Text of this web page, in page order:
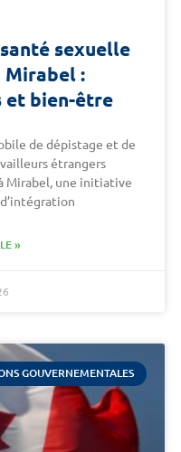
sexuelle
Mirabel :
et bien-être
de dépistage et de
étrangers
Mirabel, une initiative
»
GOUVERNEMENTALES